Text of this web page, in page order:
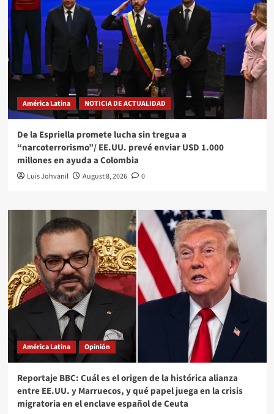
América Latina NOTICIA DE ACTUALIDAD
De la Espriella promete lucha sin tregua a
“narcoterrorismo”/ EE.UU. prevé enviar USD 1.000
millones en ayuda a Colombia
Luis Johvanil August 8, 2026 0
América Latina Opinión
Reportaje BBC: Cuál es el origen de la histórica alianza
entre EE.UU. y Marruecos, y qué papel juega en la crisis
migratoria en el enclave español de Ceuta